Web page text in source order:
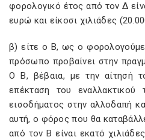
φορολογικό έτος από τον Δ
ευρώ και είκοσι χιλιάδες
β) είτε ο Β, ως ο
πρόσωπο προβαίνει στην
Ο Β, βέβαια, με την αίτησή
επέκταση του
εισοδήματος στην αλλοδαπή
αυτή, ο φόρος που θα
από τον Β είναι εκατό